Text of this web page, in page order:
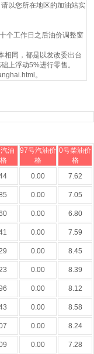
以您所在地区的加油站实
个工作日之后油价调整窗
相同，都是以发改委出台
上浮动5%进行零售。
。
油
97号汽油价
格
0号柴油价
格
0.00
7.62
0.00
7.05
0.00
6.80
0.00
7.59
0.00
8.45
0.00
8.39
0.00
8.12
0.00
8.58
0.00
8.24
0.00
7.28